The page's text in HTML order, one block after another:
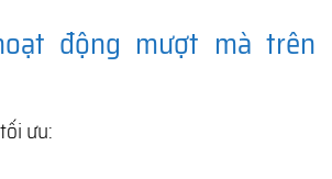
động mượt mà trên
ưu: